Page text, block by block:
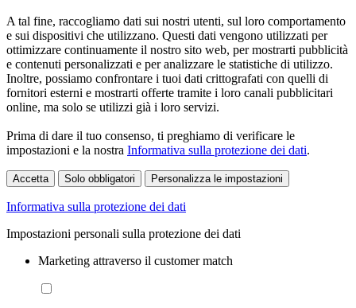
A tal fine, raccogliamo dati sui nostri utenti, sul loro comportamento
e sui dispositivi che utilizzano. Questi dati vengono utilizzati per
ottimizzare continuamente il nostro sito web, per mostrarti pubblicità
e contenuti personalizzati e per analizzare le statistiche di utilizzo.
Inoltre, possiamo confrontare i tuoi dati crittografati con quelli di
fornitori esterni e mostrarti offerte tramite i loro canali pubblicitari
online, ma solo se utilizzi già i loro servizi.
Prima di dare il tuo consenso, ti preghiamo di verificare le
impostazioni e la nostra Informativa sulla protezione dei dati.
Accetta Solo obbligatori Personalizza le impostazioni
Informativa sulla protezione dei dati
Impostazioni personali sulla protezione dei dati
Marketing attraverso il customer match